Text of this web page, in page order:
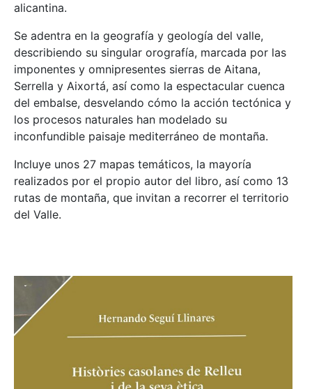
alicantina.
Se adentra en la geografía y geología del valle,
describiendo su singular orografía, marcada por las
imponentes y omnipresentes sierras de Aitana,
Serrella y Aixortá, así como la espectacular cuenca
del embalse, desvelando cómo la acción tectónica y
los procesos naturales han modelado su
inconfundible paisaje mediterráneo de montaña.
Incluye unos 27 mapas temáticos, la mayoría
realizados por el propio autor del libro, así como 13
rutas de montaña, que invitan a recorrer el territorio
del Valle.